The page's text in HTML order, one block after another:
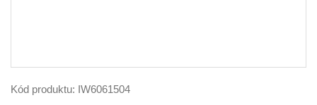
Kód produktu: IW6061504